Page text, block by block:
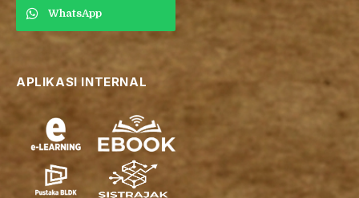
WhatsApp
APLIKASI INTERNAL